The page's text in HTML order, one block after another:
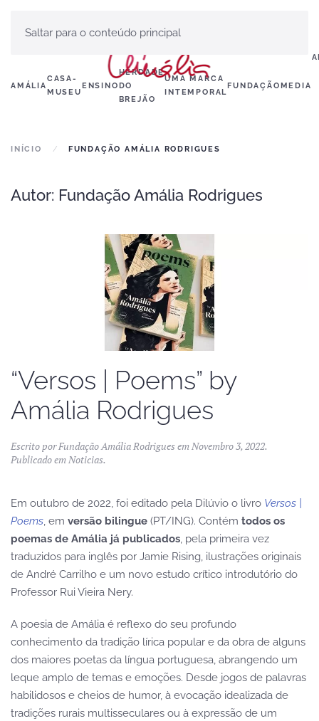
Saltar para o conteúdo principal
AMÁLIA
CASA-
MUSEU
ENSINO
HERDADE
DO
BREJÃO
UMA MARCA
INTEMPORAL
FUNDAÇÃOMEDIA
INÍCIO FUNDAÇÃO AMÁLIA RODRIGUES
Autor: Fundação Amália Rodrigues
“Versos | Poems” by
Amália Rodrigues
Escrito porFundação Amália RodriguesemNovembro 3, 2022.
Publicado emNoticias.
Em outubro de 2022, foi editado pela Dilúvio o livro Versos |
Poems, em versão bilingue (PT/ING). Contém todos os
poemas de Amália já publicados, pela primeira vez
traduzidos para inglês por Jamie Rising, ilustrações originais
de André Carrilho e um novo estudo crítico introdutório do
Professor Rui Vieira Nery.
A poesia de Amália é reflexo do seu profundo
conhecimento da tradição lírica popular e da obra de alguns
dos maiores poetas da língua portuguesa, abrangendo um
leque amplo de temas e emoções. Desde jogos de palavras
habilidosos e cheios de humor, à evocação idealizada de
tradições rurais multisseculares ou à expressão de um